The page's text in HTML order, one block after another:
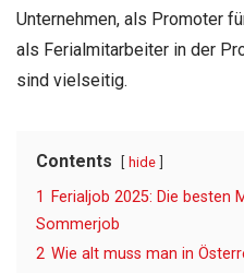
Unternehmen, als Promoter
als Ferialmitarbeiter in der
sind vielseitig.
Contents hide
1
Ferialjob 2025: Die besten
Sommerjob
2 Wie alt muss man in